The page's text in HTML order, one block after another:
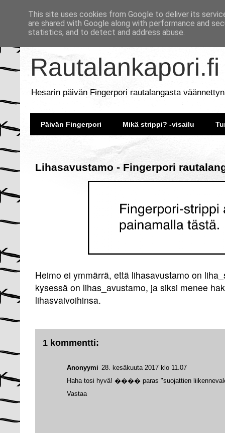
Rautalankapori.fi
Hesarin päivän Fingerpori rautalangasta
Päivän Fingerpori Mikä strippi? -visailu
Lihasavustamo - Fingerpori
Heimo ei ymmärrä, että lihasavustamo on
kysessä on lihas_avustamo, ja siksi menee
lihasvaivoihinsa.
1 kommentti:
Anonyymi 28. kesäkuuta 2017 klo 11.07
Haha tosi hyvä! ���� paras "suojattien
Vastaa
This site uses cookies from Google to deliver its
are shared with Google along with performance and
statistics, and to detect and address abuse.